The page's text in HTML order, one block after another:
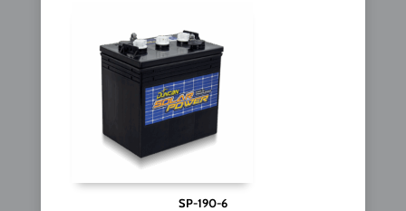
SP-190-6